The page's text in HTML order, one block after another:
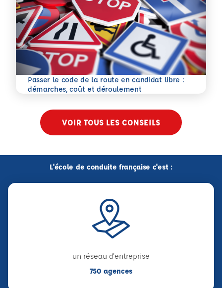
Passer le code de la route en candidat libre :
démarches, coût et déroulement
En savoir plus
VOIR TOUS LES CONSEILS
L'école de conduite française c'est :
un réseau d'entreprise
750 agences